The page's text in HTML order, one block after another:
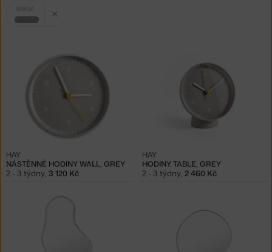
Vybrané
filtry:
BARVA
šedá
NÁSTĚNNÉ HODINY WALL, GREY
HAY
2 - 3 týdny 3 120 Kč
HODINY TABLE, GREY
HAY
2 - 3 týdny 2 460 Kč